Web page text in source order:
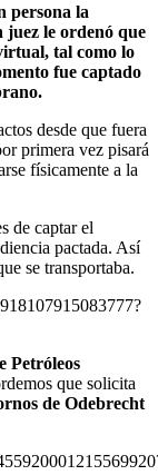
persona la
juez le ordenó que
tal como lo
fue captado
desde que fuera
primera vez pisará
físicamente a la
de captar el
pactada. Así
se transportaba.
Petróleos
que solicita
de Odebrecht